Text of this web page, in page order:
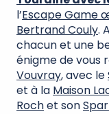
l’Escape Game
Bertrand Couly.
chacun et une
énigme de vous
Vouvray, avec le
et à la Maison
Rochet son